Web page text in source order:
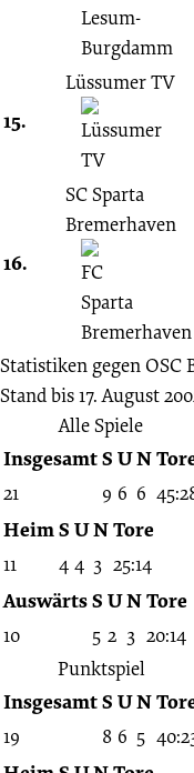
15.
Lüssumer TV
16.
SC Sparta
Bremerhaven
Statistiken gegenOSC
Stand bis 17. August
Alle Spiele
InsgesamtS UN
21 9 6 6
HeimS UNTore
11 4 4 3 25:14
AuswärtsS UNTore
10 5 2 3 20:14
Punktspiel
InsgesamtS UN
19 8 6 5